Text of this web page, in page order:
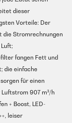
dieser
Vorteile: Der
die Stromrechnungen
fangen Fett und
die einfache
für einen
907 m³/h
+ Boost, LED-
leiser